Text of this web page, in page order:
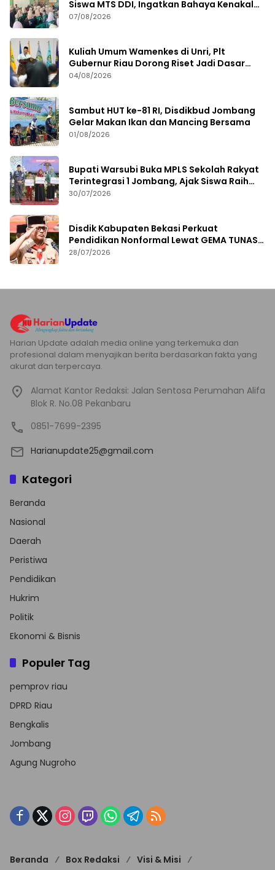
Siswa MTS DDI, Ingatkan Bahaya Kenakalan
Remaja
07/08/2026
Kuliah Umum Wamenkes di Unri, Plt
Gubernur Riau Dorong Riset Jadi Dasar
Kebijakan Kesehatan
04/08/2026
Sambut HUT ke-81 RI, Disdikbud Jombang
Gelar Makan Ikan dan Mancing Bersama
01/08/2026
Bupati Warsubi Buka MPLS Sekolah Rakyat
Terintegrasi 1 Jombang, Ajak Siswa Raih
Prestasi
30/07/2026
Disdik Kabupaten Bekasi Perkuat
Pendidikan Nonformal Lewat GEMA TUNAS
2026
28/07/2026
Harian Update adalah media online yang terkemuka dan
profesional dalam menyajikan berita berdasarkan fakta yang
akurat dan terpercaya.
Alamat Kantor Redaksi: Jalan Sentosa Perumahan Alifa
Blok R. No.08 Pekanbaru
0851-7699-2395
Harianupdate25@gmail.com
Kategori
Beranda
Nasional
Daerah
Peristiwa
Pendidikan
Hukrim
Politik
Ekonomi & Bisnis
Populer Tag
pemprov riau
DPRD Riau
Bengkalis
Jombang
Agung Nugroho
Beranda Box Redaksi
Visi & Misi